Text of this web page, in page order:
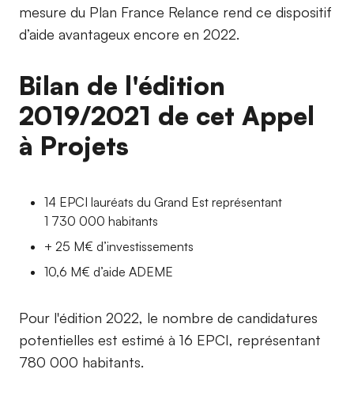
mesure du Plan France Relance rend ce dispositif
d’aide avantageux encore en 2022.
Bilan de l'édition
2019/2021 de cet Appel
à Projets
14 EPCI lauréats du Grand Est représentant
1 730 000 habitants
+ 25 M€ d’investissements
10,6 M€ d’aide ADEME
Pour l'édition 2022, le nombre de candidatures
potentielles est estimé à 16 EPCI, représentant
780 000 habitants.